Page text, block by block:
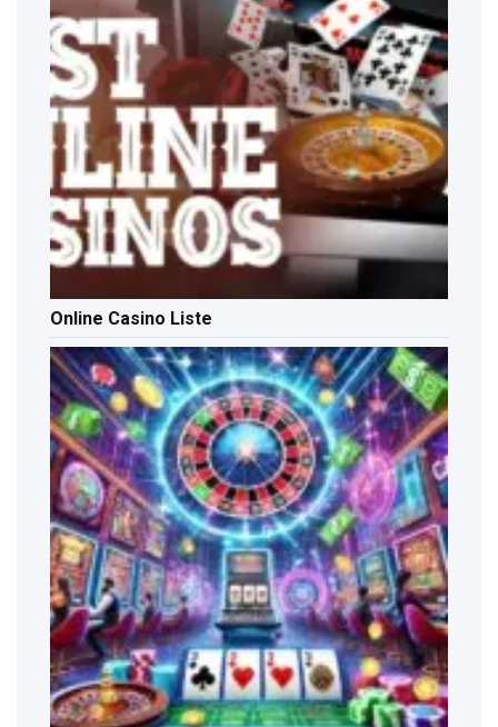
Online Casino Liste